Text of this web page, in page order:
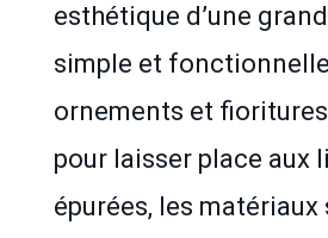
esthétique d’une
simple et
ornements et
pour laisser place aux
épurées, les